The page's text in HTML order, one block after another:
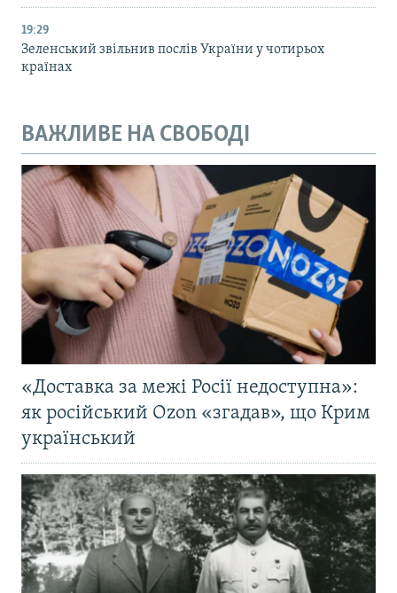
19:29
Зеленський звільнив послів України у чотирьох
країнах
ВАЖЛИВЕ НА СВОБОДІ
«Доставка за межі Росії недоступна»:
як російський Ozon «згадав», що Крим
український